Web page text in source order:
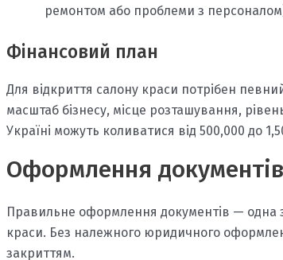
ремонтом або проблеми з
Фінансовий план
Для відкриття салону краси потрібен
масштаб бізнесу, місце розташування,
Україні можуть коливатися від 500,000 до
Оформлення документів
Правильне оформлення документів — одна
краси. Без належного юридичного
закриттям.